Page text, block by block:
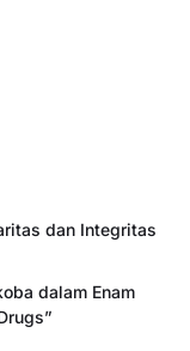
dan Integritas
dalam Enam